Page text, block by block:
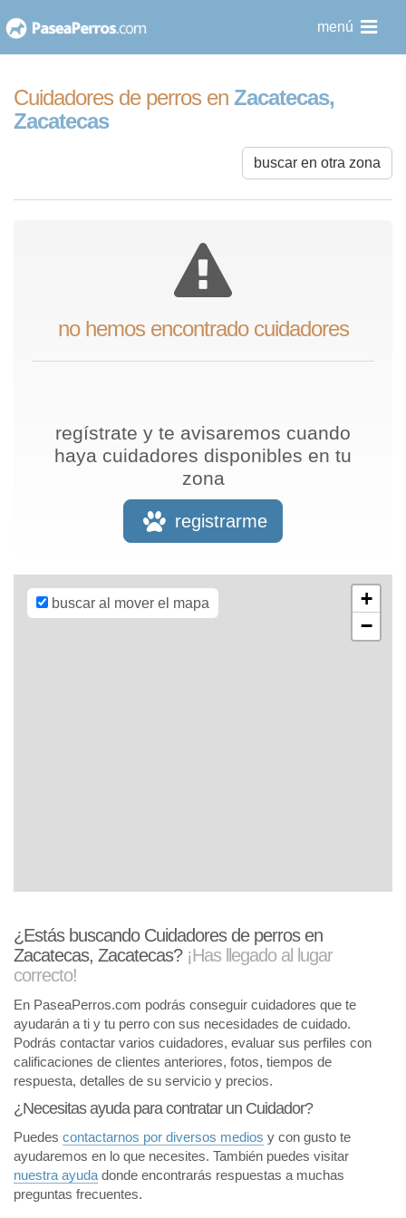
al
menú
Cuidadores de perros en Zacatecas,
Zacatecas
buscar en otra zona
no hemos encontrado cuidadores
regístrate y te avisaremos cuando
haya cuidadores disponibles en tu
zona
registrarme
buscar al mover el mapa
+
−
OpenStreetMap
CC-BY-SA
¿Estás buscando Cuidadores de perros en
Zacatecas, Zacatecas? ¡Has llegado al lugar
correcto!
En PaseaPerros.com podrás conseguir cuidadores que te
ayudarán a ti y tu perro con sus necesidades de cuidado.
Podrás contactar varios cuidadores, evaluar sus perfiles con
calificaciones de clientes anteriores, fotos, tiempos de
respuesta, detalles de su servicio y precios.
¿Necesitas ayuda para contratar un Cuidador?
Puedes contactarnos por diversos medios y con gusto te
ayudaremos en lo que necesites. También puedes visitar
nuestra ayuda donde encontrarás respuestas a muchas
preguntas frecuentes.